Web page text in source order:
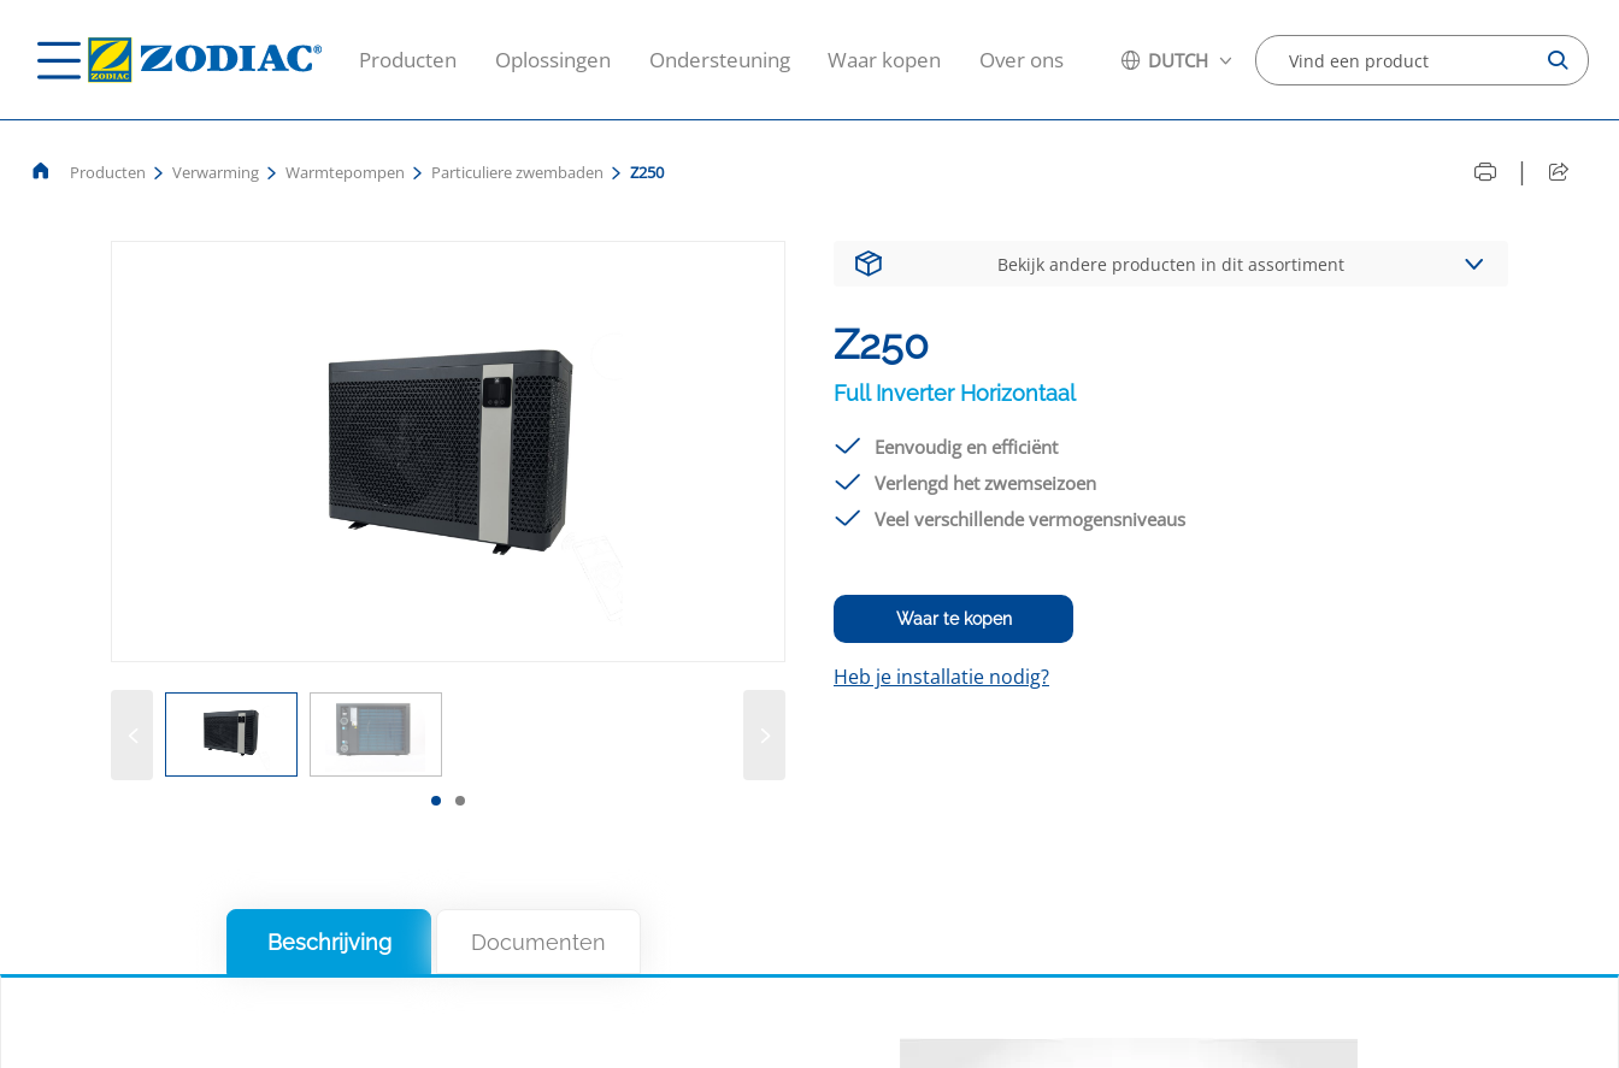
Producten Oplossingen Ondersteuning Waar kopen Over ons DUTCH
Producten Verwarming Warmtepompen Particuliere zwembaden Z250 |
Bekijk andere producten in dit assortiment
Z250
Full Inverter Horizontaal
Eenvoudig en efficiënt
Verlengd het zwemseizoen
Veel verschillende vermogensniveaus
Waar te kopen
Heb je installatie nodig?
Beschrijving Documenten